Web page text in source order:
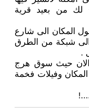
لك من بعيد قرية
المكان الى شارع
2003 .تحول الى شبكة من الطرق
.
حيث سوق هرج
وفيلات فخمة